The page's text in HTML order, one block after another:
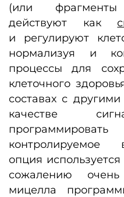
(или
действуют как
и регулируют
нормализуя и
процессы для
клеточного
составах с
качестве
контролируемое
опция
сожалению
мицелла